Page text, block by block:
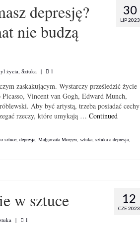
30
LIP 2023
depresję?
nie budzą
życia ,Sztuka | 1
zaskakującym. Wystarczy prześledzić życie
Vincent van Gogh, Edward Munch,
Aby być artystą, trzeba posiadać cechy
rzeczy, które umykają …Continued
sztuce,depresja,Małgorzata Morgen,sztuka,sztuka a depresja,
12
CZE 2023
w sztuce
| 1